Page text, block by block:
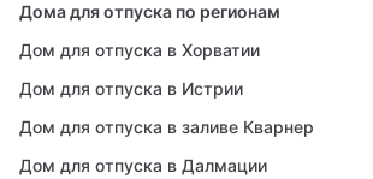
Дома для отпуска по регионам
Дом для отпуска в Хорватии
Дом для отпуска в Истрии
Дом для отпуска в заливе Кварнер
Дом для отпуска в Далмации